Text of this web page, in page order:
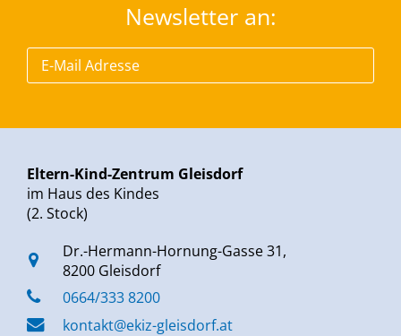
Newsletter an:
Eltern-Kind-Zentrum Gleisdorf
im Haus des Kindes
(2. Stock)
Dr.-Hermann-Hornung-Gasse 31,
8200 Gleisdorf
0664/333 8200
kontakt@ekiz-gleisdorf.at